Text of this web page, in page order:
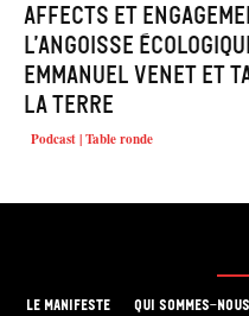
Affects et
l’angoisse
Emmanuel Venet et
la Terre
Podcast | Table ronde
LE MANIFESTE QUI SOMMES-